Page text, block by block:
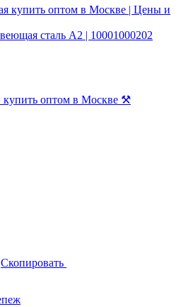
сталь A2 | 10001000202
Скопировать